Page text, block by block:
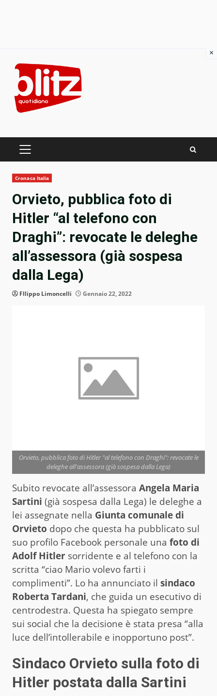
content
PRIMARY
Cronaca Italia
Orvieto, pubblica foto di
Hitler “al telefono con
Draghi”: revocate le deleghe
all’assessora (già sospesa
dalla Lega)
FIlippo Limoncelli Gennaio 22, 2022
Orvieto, pubblica foto di Hitler "al telefono con Draghi": revocate le
deleghe all'assessora (già sospesa dalla Lega)
Subito revocate all’assessora Angela Maria
Sartini (già sospesa dalla Lega) le deleghe a
lei assegnate nella Giunta comunale di
Orvieto dopo che questa ha pubblicato sul
suo profilo Facebook personale una foto di
Adolf Hitler sorridente e al telefono con la
scritta “ciao Mario volevo farti i
complimenti”. Lo ha annunciato il sindaco
Roberta Tardani, che guida un esecutivo di
centrodestra. Questa ha spiegato sempre
sui social che la decisione è stata presa “alla
luce dell’intollerabile e inopportuno post”.
Sindaco Orvieto sulla foto di
Hitler postata dalla Sartini
×